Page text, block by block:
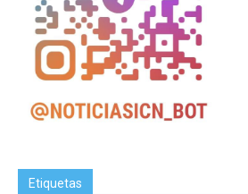
Etiquetas